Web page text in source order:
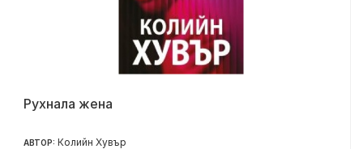
Рухнала жена
АВТОР: Колийн Хувър